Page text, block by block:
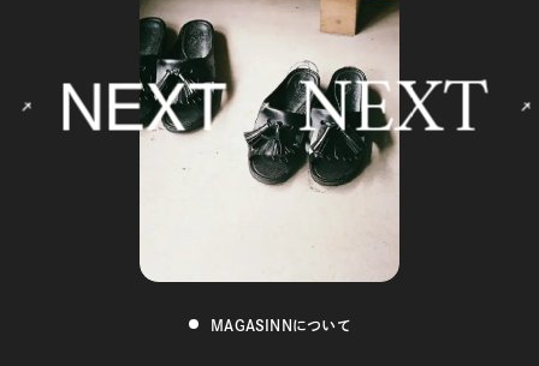
NEXT NEXT
MAGASINNについて